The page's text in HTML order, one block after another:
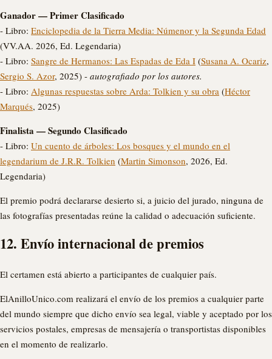
Ganador — Primer Clasificado
- Libro: Enciclopedia de la Tierra Media: Númenor y la Segunda Edad
(VV.AA. 2026, Ed. Legendaria)
- Libro: Sangre de Hermanos: Las Espadas de Eda I (Susana A. Ocariz,
Sergio S. Azor, 2025) - autografiado por los autores.
- Libro: Algunas respuestas sobre Arda: Tolkien y su obra (Héctor
Marqués, 2025)
Finalista — Segundo Clasificado
- Libro: Un cuento de árboles: Los bosques y el mundo en el
legendarium de J.R.R. Tolkien (Martin Simonson, 2026, Ed.
Legendaria)
El premio podrá declararse desierto si, a juicio del jurado, ninguna de
las fotografías presentadas reúne la calidad o adecuación suficiente.
12. Envío internacional de premios
El certamen está abierto a participantes de cualquier país.
ElAnilloUnico.com realizará el envío de los premios a cualquier parte
del mundo siempre que dicho envío sea legal, viable y aceptado por los
servicios postales, empresas de mensajería o transportistas disponibles
en el momento de realizarlo.